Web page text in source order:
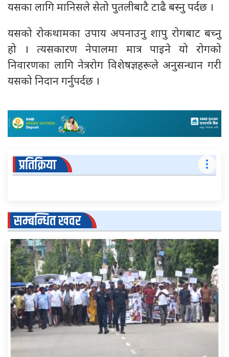
यसका लागि मानिसले सेतो पुतलीबाटै टाढै बस्नु पर्दछ ।
यसको रोकथामका उपाय अपनाउनु शापु रोगबाट बच्नु
हो । त्यसकारण नेपालमा मात्र पाइने यो रोगको
निवारणका लागि नेत्ररोग विशेषज्ञहरूले अनुसन्धान गरी
यसको निदान गर्नुपर्दछ ।
प्रतिक्रिया
सम्बन्धित खवर